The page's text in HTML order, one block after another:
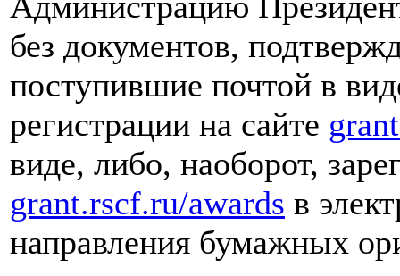
без документов,
поступившие почтой в
регистрации на сайте
виде, либо, наоборот,
grant.rscf.ru/awards в
направления бумажных